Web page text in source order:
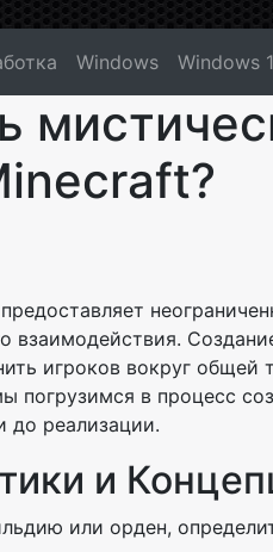
Windows Windows
взаимодействия.
игроков вокруг
погрузимся в процесс
до реализации.
и
или орден,